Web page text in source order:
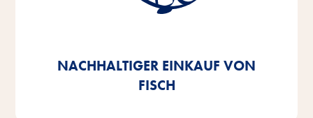
NACHHALTIGER EINKAUF VON
FISCH
Fischnebenerzeugnisse, die wir in unseren Produkten
dies bereits.